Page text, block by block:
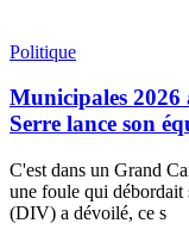
Politique
Municipales
Serre lance son
C'est dans un Grand
une foule qui débordait
(DIV) a dévoilé, ce s